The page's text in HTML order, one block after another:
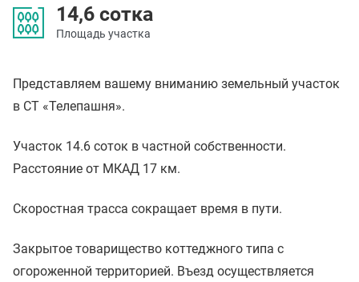
14,6 сотка
Площадь участка
Представляем вашему вниманию земельный участок
в СТ «Телепашня».
Участок 14.6 соток в частной собственности.
Расстояние от МКАД 17 км.
Скоростная трасса сокращает время в пути.
Закрытое товарищество коттеджного типа с
огороженной территорией. Въезд осуществляется